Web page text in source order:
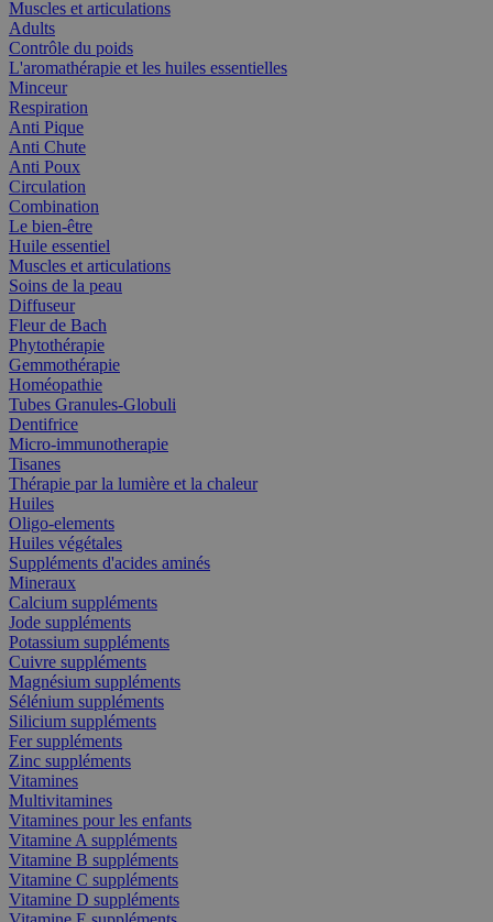
Muscles et articulations
Adults
Contrôle du poids
L'aromathérapie et les huiles essentielles
Minceur
Respiration
Anti Pique
Anti Chute
Anti Poux
Circulation
Combination
Le bien-être
Huile essentiel
Muscles et articulations
Soins de la peau
Diffuseur
Fleur de Bach
Phytothérapie
Gemmothérapie
Homéopathie
Tubes Granules-Globuli
Dentifrice
Micro-immunotherapie
Tisanes
Thérapie par la lumière et la chaleur
Huiles
Oligo-elements
Huiles végétales
Suppléments d'acides aminés
Mineraux
Calcium suppléments
Jode suppléments
Potassium suppléments
Cuivre suppléments
Magnésium suppléments
Sélénium suppléments
Silicium suppléments
Fer suppléments
Zinc suppléments
Vitamines
Multivitamines
Vitamines pour les enfants
Vitamine A suppléments
Vitamine B suppléments
Vitamine C suppléments
Vitamine D suppléments